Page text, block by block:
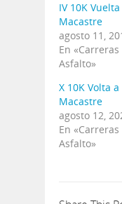
IV 10K
Macastre
agosto 11,
En «Carreras
Asfalto»
X 10K Volta a
Macastre
agosto 12,
En «Carreras
Asfalto»